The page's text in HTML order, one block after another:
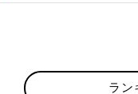
ラン